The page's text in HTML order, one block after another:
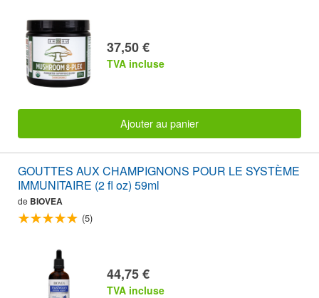
37,50 €
TVA incluse
Ajouter au panier
GOUTTES AUX CHAMPIGNONS POUR LE SYSTÈME
IMMUNITAIRE (2 fl oz) 59ml
de BIOVEA
(5)
44,75 €
TVA incluse